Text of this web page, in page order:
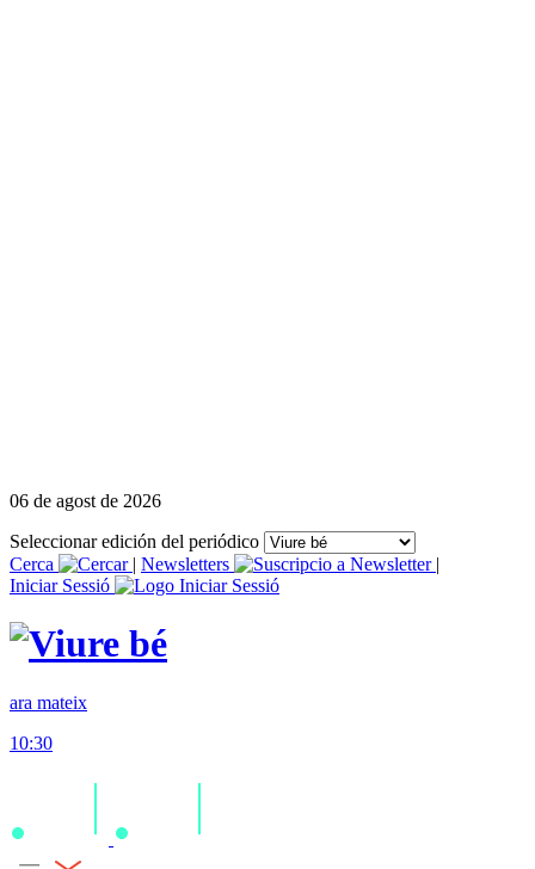
06 de agost de 2026
Seleccionar edición del periódico
Cerca
| Newsletters
|
Iniciar Sessió
ara mateix
10:30